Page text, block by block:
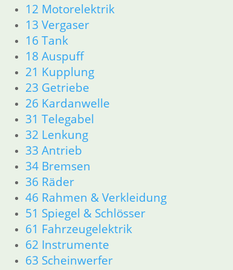
12 Motorelektrik
13 Vergaser
16 Tank
18 Auspuff
21 Kupplung
23 Getriebe
26 Kardanwelle
31 Telegabel
32 Lenkung
33 Antrieb
34 Bremsen
36 Räder
46 Rahmen & Verkleidung
51 Spiegel & Schlösser
61 Fahrzeugelektrik
62 Instrumente
63 Scheinwerfer
18 Auspuff
21 Kupplung
26 Kardanwelle
31 Telegabel
32 Lenkung
33 Antrieb
34 Bremsen
36 Räder
46 Rahmen & Verkleidung R26 R27
51 Spiegel & Schlösser
61 Fahrzeugelektrik
63 Scheinwerfer
R50 R69/S
11 Motor
Dichtungen
Zylinderkopf
12 Motorelektrik